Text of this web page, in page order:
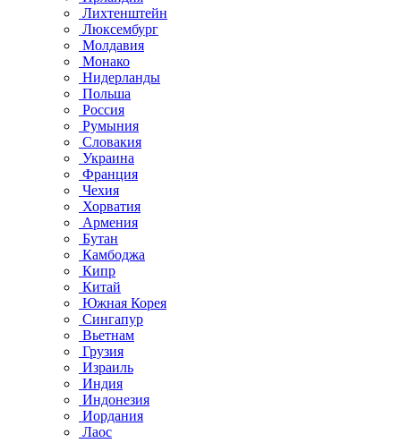
Лихтенштейн
Люксембург
Молдавия
Монако
Нидерланды
Польша
Россия
Румыния
Словакия
Украина
Франция
Чехия
Хорватия
Армения
Бутан
Камбоджа
Кипр
Китай
Южная Корея
Сингапур
Вьетнам
Грузия
Израиль
Индия
Индонезия
Иордания
Лаос